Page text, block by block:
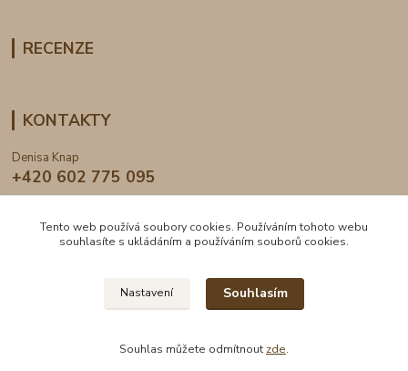
RECENZE
KONTAKTY
Denisa Knap
+420 602 775 095
2024 © DogDen.cz, všechna práva vyhrazena
Tento web používá soubory cookies. Používáním tohoto webu
souhlasíte s ukládáním a používáním souborů cookies.
Nastavení Souhlasím
Souhlas můžete odmítnout zde.